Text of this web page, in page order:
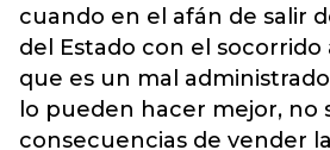
cuando en el afán de salir
del Estado con el
que es un mal
lo pueden hacer mejor, no
consecuencias de vender